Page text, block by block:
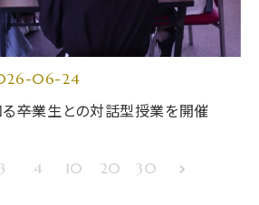
06-24
――卒業生との対話型授業を開催
3 4 10 20 30